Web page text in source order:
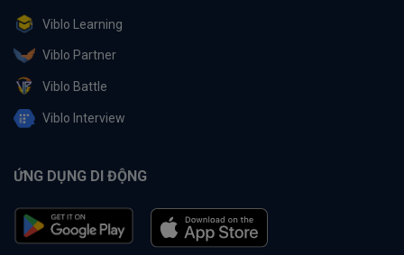
Viblo Learning
Viblo Partner
Viblo Battle
Viblo Interview
ỨNG DỤNG DI ĐỘNG